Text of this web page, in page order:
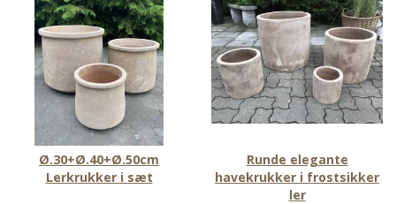
Ø.30+Ø.40+Ø.50cm
Lerkrukker i sæt
Runde elegante
havekrukker i frostsikker
ler